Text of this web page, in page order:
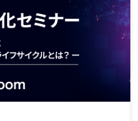
は終了しました。